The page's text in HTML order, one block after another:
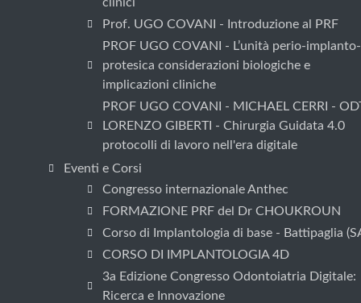
Prof. UGO COVANI - Introduzione al PRF
PROF UGO COVANI - L’unità perio-implanto-
protesica considerazioni biologiche e
implicazioni cliniche
PROF UGO COVANI - MICHAEL CERRI -
LORENZO GIBERTI - Chirurgia Guidata 4.0
protocolli di lavoro nell'era digitale
Eventi e Corsi
Congresso internazionale Anthec
FORMAZIONE PRF del Dr CHOUKROUN
Corso di Implantologia di base - Battipaglia
CORSO DI IMPLANTOLOGIA 4D
3a Edizione Congresso Odontoiatria Digitale:
Ricerca e Innovazione